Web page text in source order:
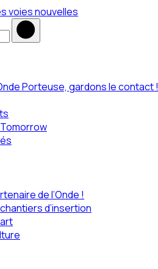
Porteuse, gardons le contact !
de l’Onde !
d’insertion